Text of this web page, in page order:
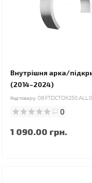
Внутрішня арка/
(2014–2024)
Код товару:
0
1 090.00 грн.